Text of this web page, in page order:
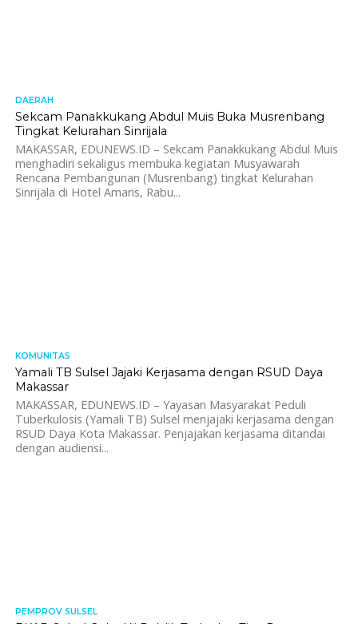
DAERAH
Sekcam Panakkukang Abdul Muis Buka Musrenbang
Tingkat Kelurahan Sinrijala
MAKASSAR, EDUNEWS.ID – Sekcam Panakkukang Abdul Muis
menghadiri sekaligus membuka kegiatan Musyawarah
Rencana Pembangunan (Musrenbang) tingkat Kelurahan
Sinrijala di Hotel Amaris, Rabu...
KOMUNITAS
Yamali TB Sulsel Jajaki Kerjasama dengan RSUD Daya
Makassar
MAKASSAR, EDUNEWS.ID – Yayasan Masyarakat Peduli
Tuberkulosis (Yamali TB) Sulsel menjajaki kerjasama dengan
RSUD Daya Kota Makassar. Penjajakan kerjasama ditandai
dengan audiensi...
PEMPROV SULSEL